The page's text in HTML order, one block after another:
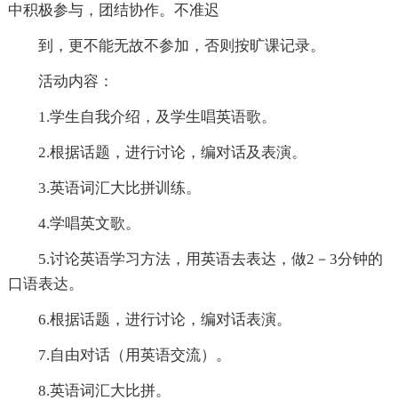
中积极参与，团结协作。不准迟
到，更不能无故不参加，否则按旷课记录。
活动内容：
1.学生自我介绍，及学生唱英语歌。
2.根据话题，进行讨论，编对话及表演。
3.英语词汇大比拼训练。
4.学唱英文歌。
5.讨论英语学习方法，用英语去表达，做2－3分钟的
口语表达。
6.根据话题，进行讨论，编对话表演。
7.自由对话（用英语交流）。
8.英语词汇大比拼。